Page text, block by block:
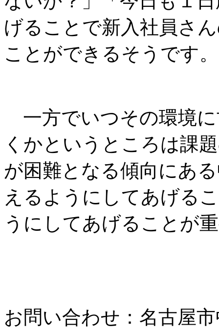
げることで新入社員さ
ことができるそうです。
一方でいつその環境
くかというところは課
が困難となる傾向にあ
えるようにしてあげる
うにしてあげることが
お問い合わせ：名古屋